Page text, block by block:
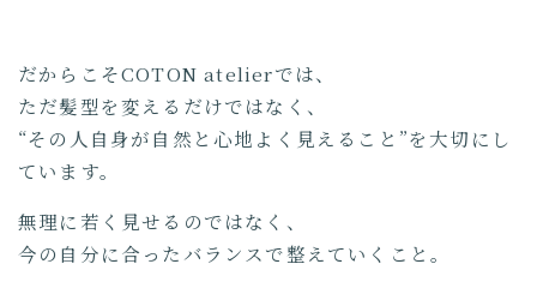
だからこそCOTON atelierでは、
ただ髪型を変えるだけではなく、
“その人自身が自然と心地よく見えること”を大切にし
ています。
無理に若く見せるのではなく、
今の自分に合ったバランスで整えていくこと。